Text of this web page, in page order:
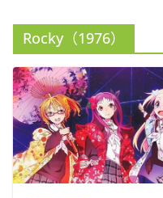
Rocky（1976）